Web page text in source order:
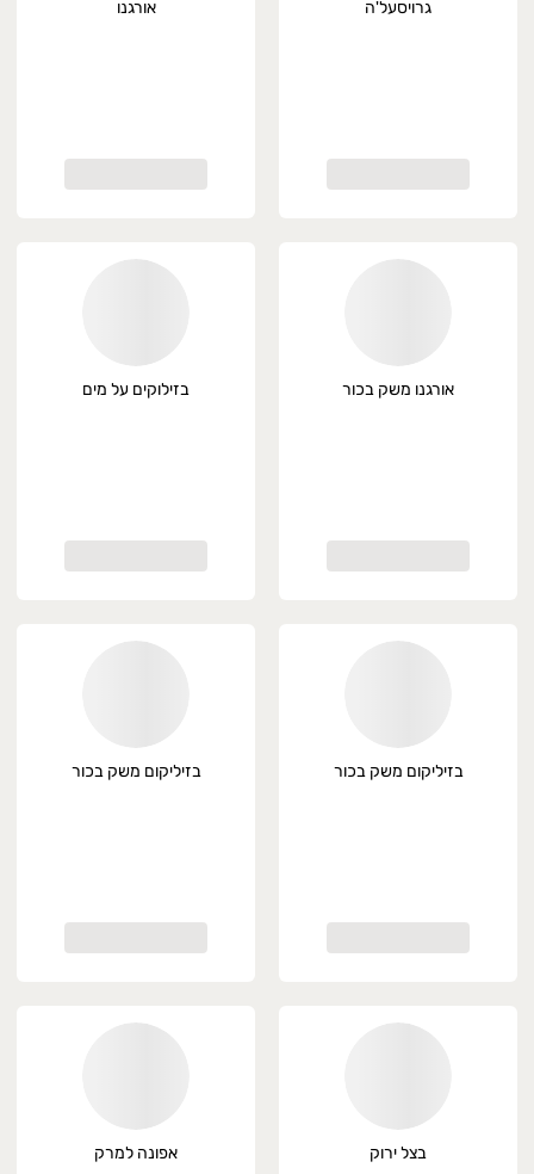
גרויסעל'ה אורגנו
אורגנו משק בכור בזילוקים על מים
בזיליקום משק בכור בזיליקום משק בכור
בצל ירוק אפונה למרק